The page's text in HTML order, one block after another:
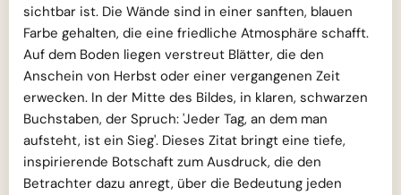
sichtbar ist. Die Wände sind in einer sanften, blauen
Farbe gehalten, die eine friedliche Atmosphäre schafft.
Auf dem Boden liegen verstreut Blätter, die den
Anschein von Herbst oder einer vergangenen Zeit
erwecken. In der Mitte des Bildes, in klaren, schwarzen
Buchstaben, der Spruch: 'Jeder Tag, an dem man
aufsteht, ist ein Sieg'. Dieses Zitat bringt eine tiefe,
inspirierende Botschaft zum Ausdruck, die den
Betrachter dazu anregt, über die Bedeutung jeden